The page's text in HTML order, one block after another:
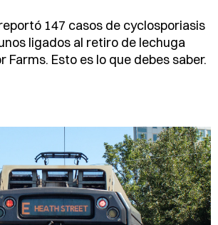
147 casos de cyclosporiasis
ligados al retiro de lechuga
Farms. Esto es lo que debes saber.